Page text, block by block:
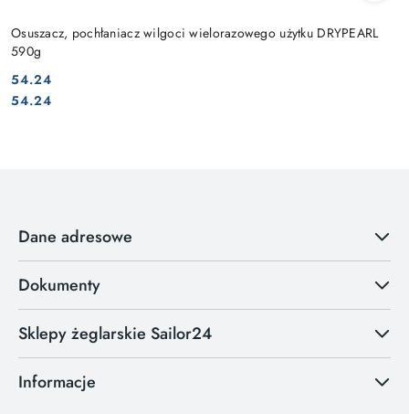
Osuszacz, pochłaniacz wilgoci wielorazowego użytku DRYPEARL
590g
Cena:
54.24
Cena:
54.24
Dane adresowe
Dokumenty
Sklepy żeglarskie Sailor24
Informacje